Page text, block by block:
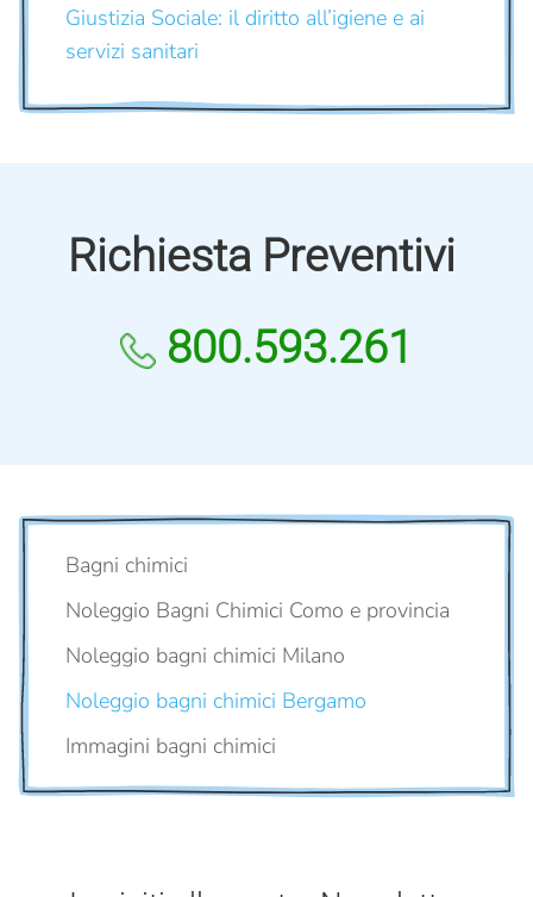
Giustizia Sociale: il diritto all’igiene e ai
servizi sanitari
Richiesta Preventivi
800.593.261
Bagni chimici
Noleggio Bagni Chimici Como e provincia
Noleggio bagni chimici Milano
Noleggio bagni chimici Bergamo
Immagini bagni chimici